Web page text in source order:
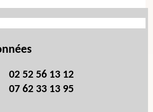
02 52 56 13 12
07 62 33 13 95